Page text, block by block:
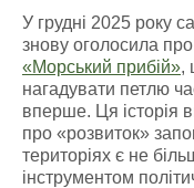
У грудні 2025 року
знову оголосила про
«Морський прибій»,
нагадувати петлю
вперше. Ця історія
про «розвиток»
територіях є не
інструментом